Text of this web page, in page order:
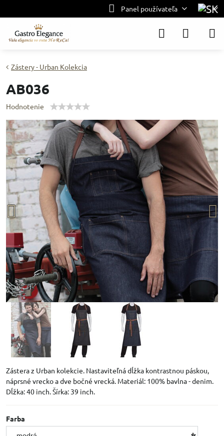
Panel používateľa
Zástery - Urban Kolekcia
AB036
Hodnotenie
Zástera z Urban kolekcie. Nastaviteľná dĺžka kontrastnou páskou,
náprsné vrecko a dve bočné vrecká. Materiál: 100% bavlna - denim.
Dĺžka: 40 inch. Šírka: 39 inch.
Farba